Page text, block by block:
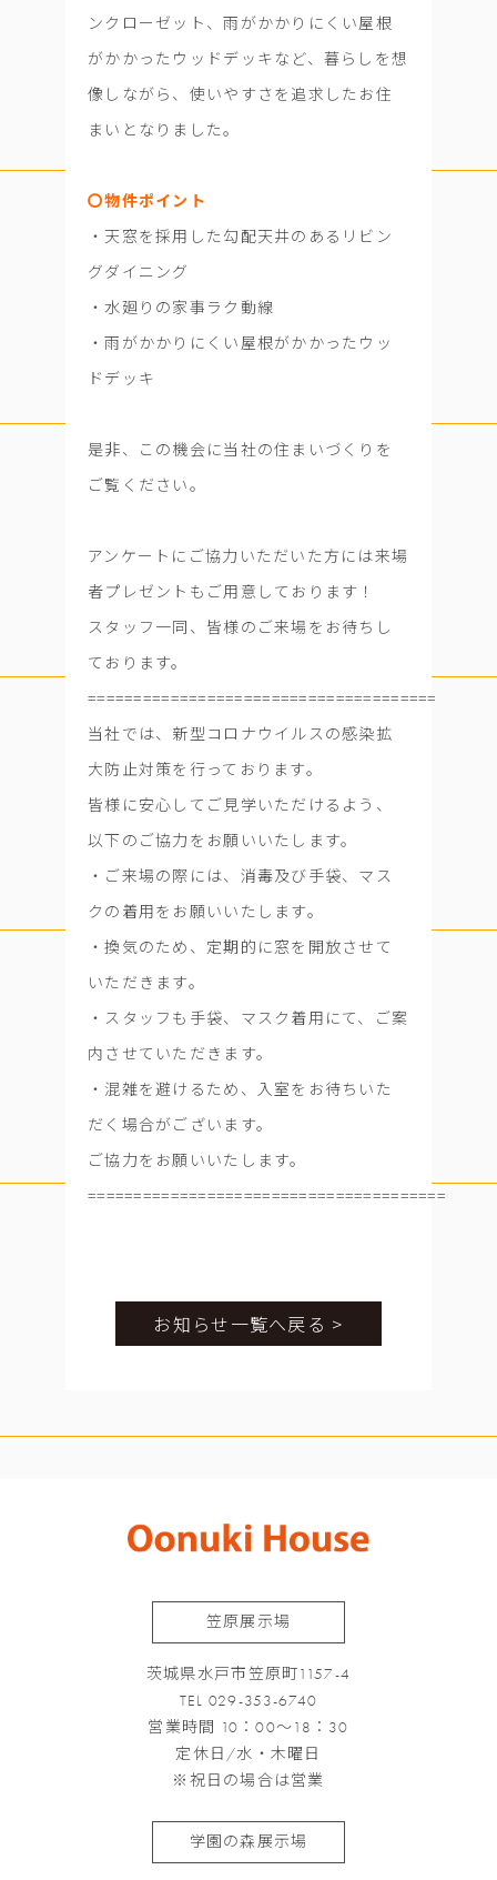
ンクローゼット、雨がかかりにくい屋根
がかかったウッドデッキなど、暮らしを想
像しながら、使いやすさを追求したお住
まいとなりました。
〇物件ポイント
・天窓を採用した勾配天井のあるリビン
グダイニング
・水廻りの家事ラク動線
・雨がかかりにくい屋根がかかったウッ
ドデッキ
是非、この機会に当社の住まいづくりを
ご覧ください。
アンケートにご協力いただいた方には来場
者プレゼントもご用意しております！
スタッフ一同、皆様のご来場をお待ちし
ております。
======================================
当社では、新型コロナウイルスの感染拡
大防止対策を行っております。
皆様に安心してご見学いただけるよう、
以下のご協力をお願いいたします。
・ご来場の際には、消毒及び手袋、マス
クの着用をお願いいたします。
・換気のため、定期的に窓を開放させて
いただきます。
・スタッフも手袋、マスク着用にて、ご案
内させていただきます。
・混雑を避けるため、入室をお待ちいた
だく場合がございます。
ご協力をお願いいたします。
=======================================
お知らせ一覧へ戻る >
笠原展示場
茨城県水戸市笠原町1157-4
TEL 029-353-6740
営業時間 10：00～18：30
定休日/水・木曜日
※祝日の場合は営業
学園の森展示場